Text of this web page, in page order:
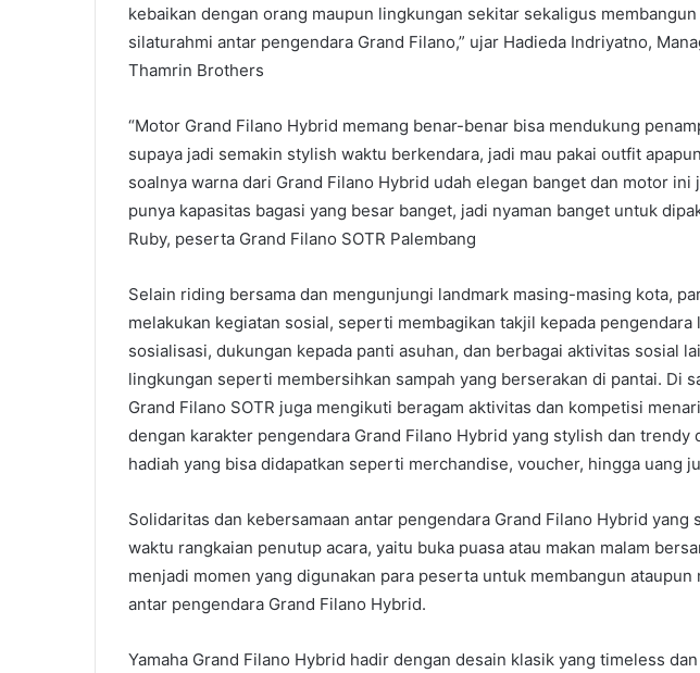
kebaikan dengan orang maupun lingkungan sekitar sekaligus
silaturahmi antar pengendara Grand Filano,” ujar Hadieda Indriyatno,
Thamrin Brothers
“Motor Grand Filano Hybrid memang benar-benar bisa mendukung
supaya jadi semakin stylish waktu berkendara, jadi mau pakai outfit
soalnya warna dari Grand Filano Hybrid udah elegan banget dan motor
punya kapasitas bagasi yang besar banget, jadi nyaman banget untuk
Ruby, peserta Grand Filano SOTR Palembang
Selain riding bersama dan mengunjungi landmark masing-masing kota,
melakukan kegiatan sosial, seperti membagikan takjil kepada pengendara
sosialisasi, dukungan kepada panti asuhan, dan berbagai aktivitas sosial
lingkungan seperti membersihkan sampah yang berserakan di pantai. Di
Grand Filano SOTR juga mengikuti beragam aktivitas dan kompetisi
dengan karakter pengendara Grand Filano Hybrid yang stylish dan trendy
hadiah yang bisa didapatkan seperti merchandise, voucher, hingga uang
Solidaritas dan kebersamaan antar pengendara Grand Filano Hybrid yang
waktu rangkaian penutup acara, yaitu buka puasa atau makan malam
menjadi momen yang digunakan para peserta untuk membangun
antar pengendara Grand Filano Hybrid.
Yamaha Grand Filano Hybrid hadir dengan desain klasik yang timeless